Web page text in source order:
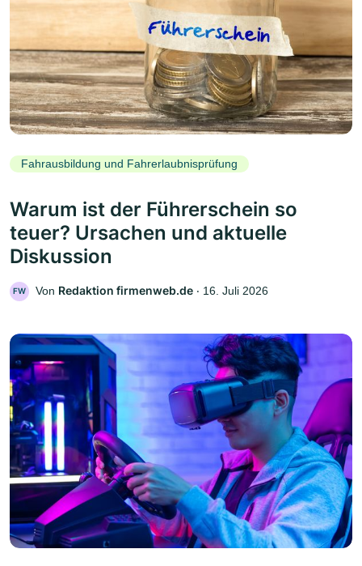
Fahrausbildung und Fahrerlaubnisprüfung
Warum ist der Führerschein so
teuer? Ursachen und aktuelle
Diskussion
FW Von Redaktion firmenweb.de ‧ 16. Juli 2026